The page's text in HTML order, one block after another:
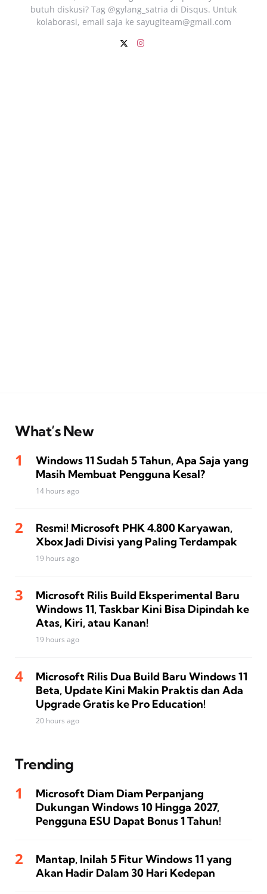
butuh diskusi? Tag @gylang_satria di Disqus. Untuk
kolaborasi, email saja ke sayugiteam@gmail.com
What’s New
Windows 11 Sudah 5 Tahun, Apa Saja yang
Masih Membuat Pengguna Kesal?
14 hours ago
Resmi! Microsoft PHK 4.800 Karyawan,
Xbox Jadi Divisi yang Paling Terdampak
19 hours ago
Microsoft Rilis Build Eksperimental Baru
Windows 11, Taskbar Kini Bisa Dipindah ke
Atas, Kiri, atau Kanan!
19 hours ago
Microsoft Rilis Dua Build Baru Windows 11
Beta, Update Kini Makin Praktis dan Ada
Upgrade Gratis ke Pro Education!
20 hours ago
Trending
Microsoft Diam Diam Perpanjang
Dukungan Windows 10 Hingga 2027,
Pengguna ESU Dapat Bonus 1 Tahun!
Mantap, Inilah 5 Fitur Windows 11 yang
Akan Hadir Dalam 30 Hari Kedepan